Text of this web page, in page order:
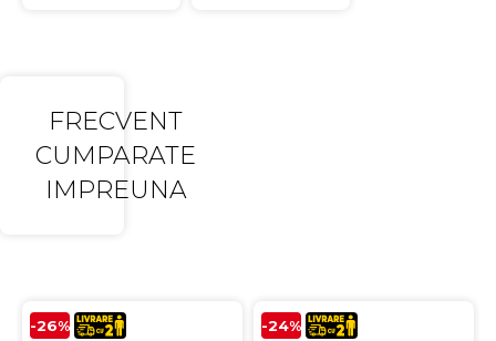
FRECVENT
CUMPARATE
IMPREUNA
-26% -24%